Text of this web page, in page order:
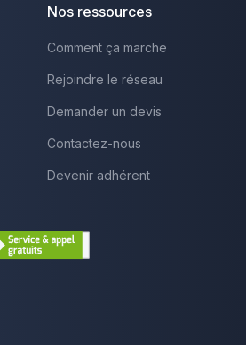
Nos ressources
Comment ça marche
Rejoindre le réseau
Demander un devis
Contactez-nous
Devenir adhérent